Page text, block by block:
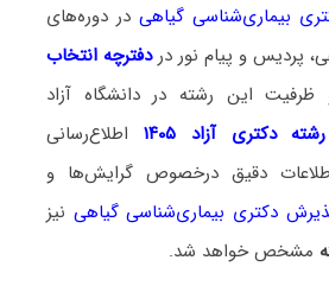
بیماری‌شناسی گیاهی در دوره‌های
پردیس و پیام نور دردفترچه انتخاب
ظرفیت این رشته در دانشگاه آزاد
دکتری آزاد ۱۴۰۵
اطلاع‌رسانی
دقیق درخصوص گرایش‌ها و
دکتری بیماری‌شناسی گیاهی نیز
مشخص خواهد شد.